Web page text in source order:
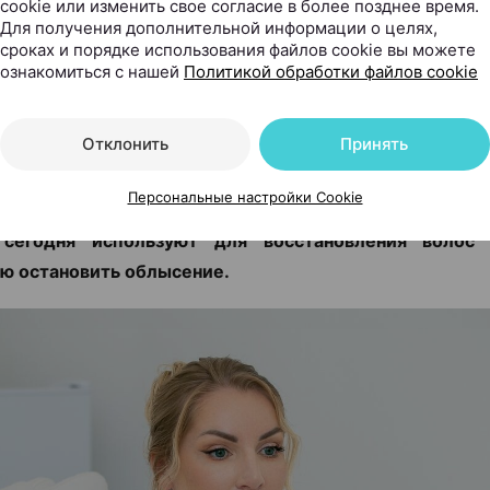
20.07.2026
остается все больше волос, пробор
советуют то витамины, то шампуни от
Но что делать, чтобы действительно решить
косметологом и дерматологом, основателем и
разбираемся, когда стоит обратиться к
используют для восстановления
остановить облысение.
cookie или изменить свое согласие в более позднее время.
Для получения дополнительной информации о целях,
сроках и порядке использования файлов cookie вы можете
ознакомиться с нашей Политикой обработки файлов cookie
Отклонить Принять
Персональные настройки Cookie